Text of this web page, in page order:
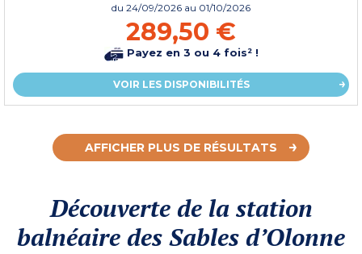
du 24/09/2026 au 01/10/2026
289,50 €
Payez en 3 ou 4 fois² !
VOIR LES DISPONIBILITÉS
AFFICHER PLUS DE RÉSULTATS
Découverte de la station
balnéaire des Sables d’Olonne